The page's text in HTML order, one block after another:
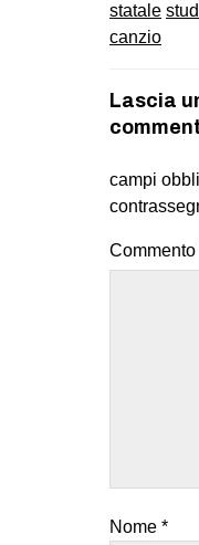
statale
canzio
Lascia
campi
Commento
Nome *